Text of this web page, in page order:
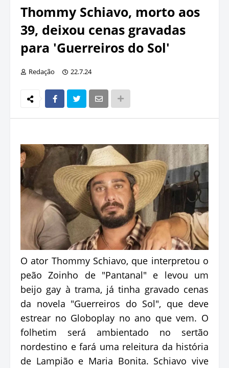
Thommy Schiavo, morto aos
39, deixou cenas gravadas
para 'Guerreiros do Sol'
Redação 22.7.24
O ator Thommy Schiavo, que interpretou o
peão Zoinho de "Pantanal" e levou um
beijo gay à trama, já tinha gravado cenas
da novela "Guerreiros do Sol", que deve
estrear no Globoplay no ano que vem. O
folhetim será ambientado no sertão
nordestino e fará uma releitura da história
de Lampião e Maria Bonita. Schiavo vive